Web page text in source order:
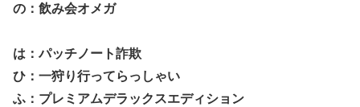
の：飲み会オメガ
は：パッチノート詐欺
ひ：一狩り行ってらっしゃい
ふ：プレミアムデラックスエディション